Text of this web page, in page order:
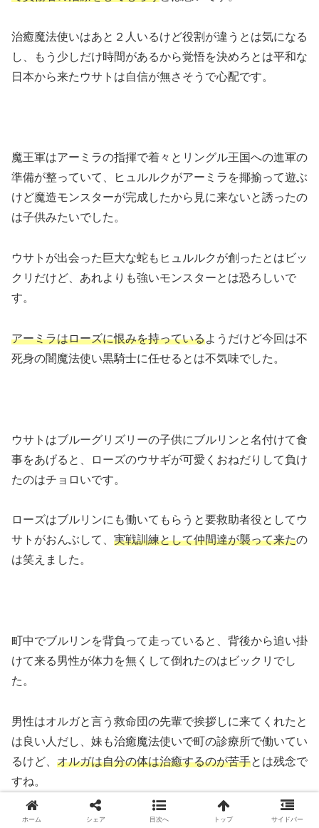
治癒魔法使いはあと２人いるけど役割が違うとは気になる
し、もう少しだけ時間があるから覚悟を決めろとは平和な
日本から来たウサトは自信が無さそうで心配です。
魔王軍はアーミラの指揮で着々とリングル王国への進軍の
準備が整っていて、ヒュルルクがアーミラを揶揄って遊ぶ
けど魔造モンスターが完成したから見に来ないと誘ったの
は子供みたいでした。
ウサトが出会った巨大な蛇もヒュルルクが創ったとはビッ
クリだけど、あれよりも強いモンスターとは恐ろしいで
す。
アーミラはローズに恨みを持っているようだけど今回は不
死身の闇魔法使い黒騎士に任せるとは不気味でした。
ウサトはブルーグリズリーの子供にブルリンと名付けて食
事をあげると、ローズのウサギが可愛くおねだりして負け
たのはチョロいです。
ローズはブルリンにも働いてもらうと要救助者役としてウ
サトがおんぶして、 実戦訓練として仲間達が襲って来たの
は笑えました。
町中でブルリンを背負って走っていると、背後から追い掛
けて来る男性が体力を無くして倒れたのはビックリでし
た。
男性はオルガと言う救命団の先輩で挨拶しに来てくれたと
は良い人だし、妹も治癒魔法使いで町の診療所で働いてい
るけど、 オルガは自分の体は治癒するのが苦手とは残念で
すね。
ウサトはオルガに戦場での仕事を聞いて、戦場で走り回れ
ホーム シェア 目次へ トップ サイドバー